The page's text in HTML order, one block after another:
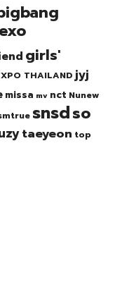
exo
girls'
THAILAND jyj
missa mv nct Nunew
snsdso
taeyeon top